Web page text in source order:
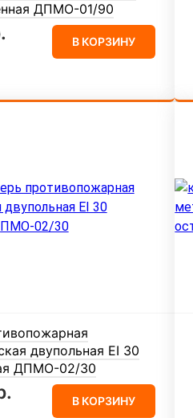
ДПМО-01/90
В КОРЗИНУ
двупольная EI 30
ДПМО-02/30
В КОРЗИНУ